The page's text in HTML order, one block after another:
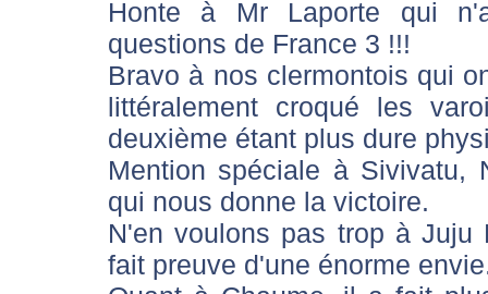
Honte à Mr Laporte qui
questions de France 3 !!!
Bravo à nos clermontois qui
littéralement croqué les
deuxième étant plus dure
Mention spéciale à Sivivatu,
qui nous donne la victoire.
N'en voulons pas trop à Juju
fait preuve d'une énorme